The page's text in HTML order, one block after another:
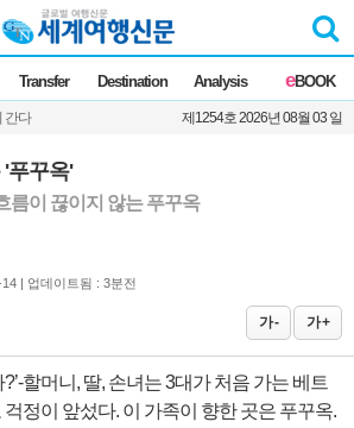
Transfer Destination Analysis eBOOK
간다 제1254호 2026년 08월 03 일
푸꾸옥'
름이 끊이지 않는 푸꾸옥
| 업데이트됨 : 3분전
가 - 가 +
할머니, 딸, 손녀는 3대가 처음 가는 베트
정이 앞섰다. 이 가족이 향한 곳은 푸꾸옥.